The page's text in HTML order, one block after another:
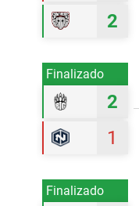
2
Finalizado
2
1
Finalizado